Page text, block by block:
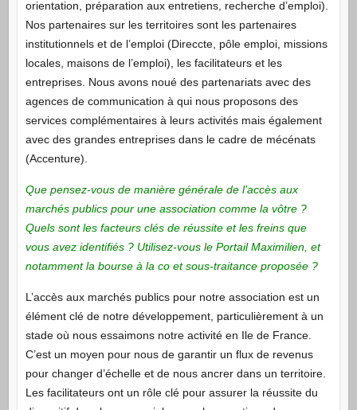
orientation, préparation aux entretiens, recherche d’emploi).
Nos partenaires sur les territoires sont les partenaires
institutionnels et de l’emploi (Direccte, pôle emploi, missions
locales, maisons de l’emploi), les facilitateurs et les
entreprises. Nous avons noué des partenariats avec des
agences de communication à qui nous proposons des
services complémentaires à leurs activités mais également
avec des grandes entreprises dans le cadre de mécénats
(Accenture).
Que pensez-vous de manière générale de l’accès aux
marchés publics pour une association comme la vôtre ?
Quels sont les facteurs clés de réussite et les freins que
vous avez identifiés ? Utilisez-vous le Portail Maximilien, et
notamment la bourse à la co et sous-traitance proposée ?
L’accès aux marchés publics pour notre association est un
élément clé de notre développement, particulièrement à un
stade où nous essaimons notre activité en Ile de France.
C’est un moyen pour nous de garantir un flux de revenus
pour changer d’échelle et de nous ancrer dans un territoire.
Les facilitateurs ont un rôle clé pour assurer la réussite du